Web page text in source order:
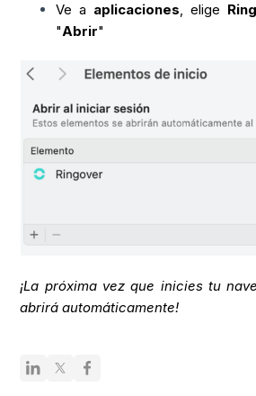
Ve a aplicaciones, elige
"Abrir"
¡La próxima vez que inicies tu
abrirá automáticamente!